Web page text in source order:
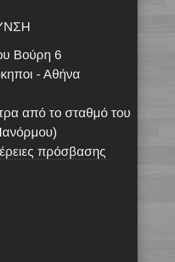
Βούρη 6
- Αθήνα
από το σταθμό του
πρόσβασης